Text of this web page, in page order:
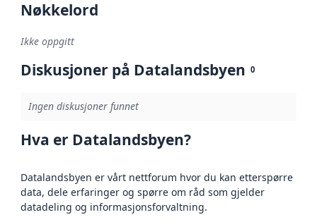
Nøkkelord
Ikke oppgitt
Diskusjoner på Datalandsbyen 0
Ingen diskusjoner funnet
Hva er Datalandsbyen?
Datalandsbyen er vårt nettforum hvor du kan etterspørre
data, dele erfaringer og spørre om råd som gjelder
datadeling og informasjonsforvaltning.